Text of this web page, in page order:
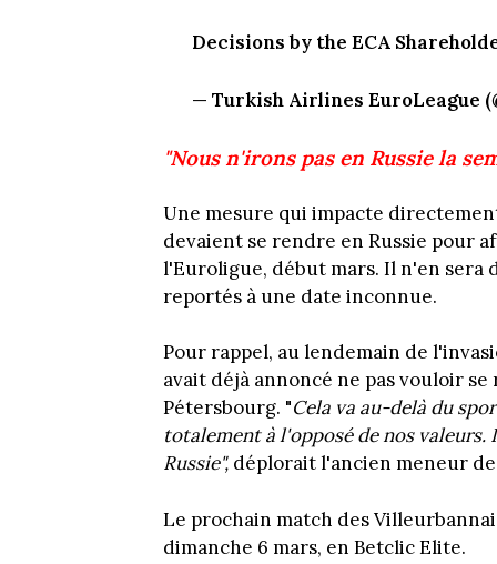
Decisions by the ECA
— Turkish Airlines EuroLeague
"Nous n'irons pas en Russie la
Une mesure qui impacte
devaient se rendre en Russie pour
l'Euroligue, début mars. Il n'en sera
reportés à une date inconnue.
Pour rappel, au lendemain de
avait déjà annoncé ne pas vouloir
Pétersbourg. "Cela va au-delà du
totalement à l'opposé de nos
Russie", déplorait l'ancien meneur
Le prochain match des
dimanche 6 mars, en Betclic Elite.